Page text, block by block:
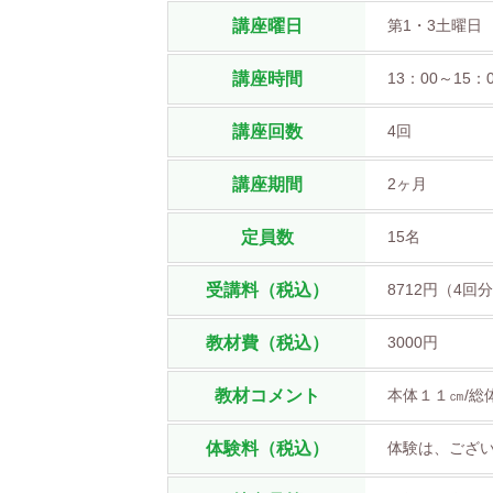
講座曜日 第1・3土曜日
講座時間 13：00～15：
講座回数 4回
講座期間 2ヶ月
定員数 15名
受講料（税込） 8712円（4回分
教材費（税込） 3000円
教材コメント 本体１１㎝/総
体験料（税込） 体験は、ござ